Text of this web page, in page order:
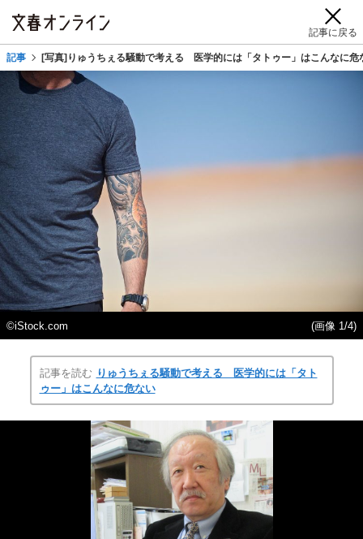
記事に戻る
記事 [写真]りゅうちぇる騒動で考える 医学的には「タトゥー」はこんなに危
©iStock.com (画像 1/4)
記事を読む りゅうちぇる騒動で考える 医学的には「タト
ゥー」はこんなに危ない